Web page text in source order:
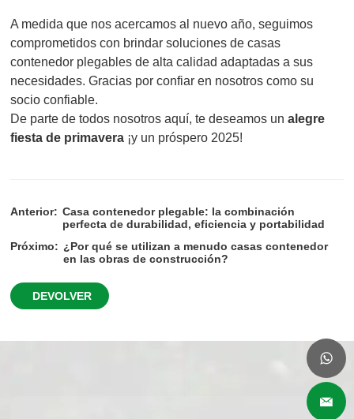
A medida que nos acercamos al nuevo año, seguimos
comprometidos con brindar soluciones de casas
contenedor plegables de alta calidad adaptadas a sus
necesidades. Gracias por confiar en nosotros como su
socio confiable.
De parte de todos nosotros aquí, te deseamos unalegre
fiesta de primavera ¡y un próspero 2025!
Anterior: Casa contenedor plegable: la combinación
perfecta de durabilidad, eficiencia y portabilidad
Próximo: ¿Por qué se utilizan a menudo casas contenedor
en las obras de construcción?
DEVOLVER